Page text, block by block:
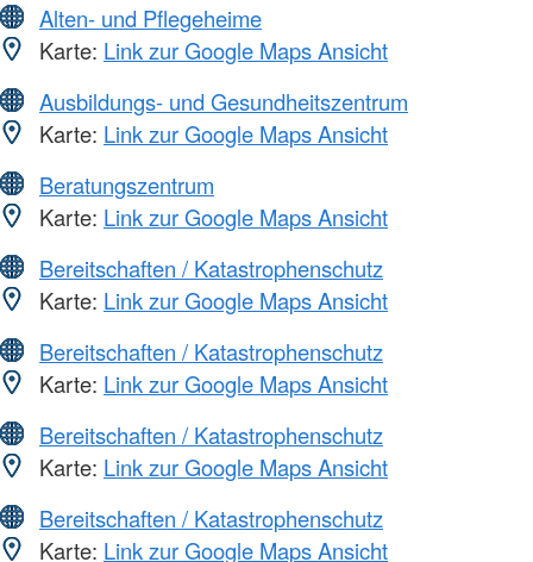
Alten- und Pflegeheime
Karte: Link zur Google Maps Ansicht
Ausbildungs- und Gesundheitszentrum
Karte: Link zur Google Maps Ansicht
Beratungszentrum
Karte: Link zur Google Maps Ansicht
Bereitschaften / Katastrophenschutz
Karte: Link zur Google Maps Ansicht
Bereitschaften / Katastrophenschutz
Karte: Link zur Google Maps Ansicht
Bereitschaften / Katastrophenschutz
Karte: Link zur Google Maps Ansicht
Bereitschaften / Katastrophenschutz
Karte: Link zur Google Maps Ansicht